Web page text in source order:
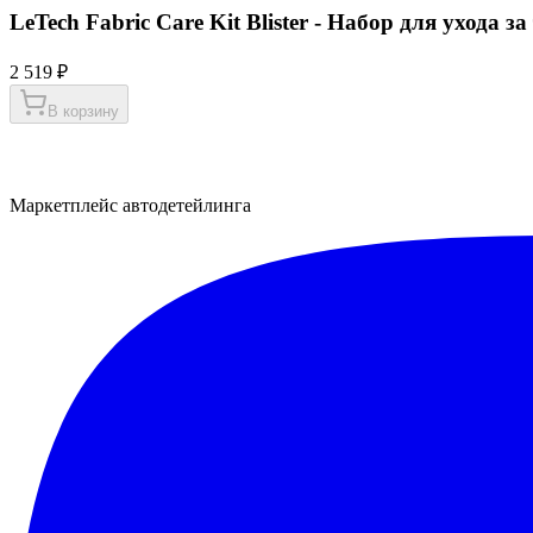
LeTech Fabric Care Kit Blister - Набор для ухода
2 519 ₽
В корзину
Маркетплейс автодетейлинга